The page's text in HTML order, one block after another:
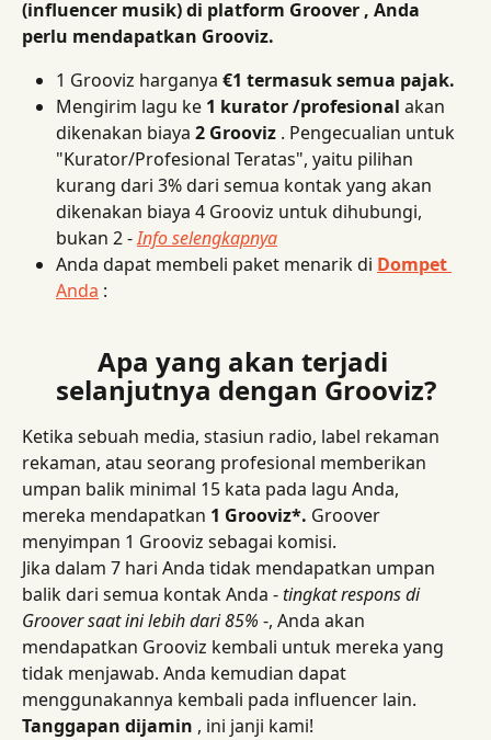
(influencer musik) di platform Groover , Anda
perlu mendapatkan Grooviz.
1 Grooviz harganya €1 termasuk semua pajak.
Mengirim lagu ke 1 kurator /profesional akan
dikenakan biaya 2 Grooviz . Pengecualian untuk
"Kurator/Profesional Teratas", yaitu pilihan
kurang dari 3% dari semua kontak yang akan
dikenakan biaya 4 Grooviz untuk dihubungi,
bukan 2 - Info selengkapnya
Anda dapat membeli paket menarik di Dompet
Anda :
Apa yang akan terjadi
selanjutnya dengan Grooviz?
Ketika sebuah media, stasiun radio, label rekaman
rekaman, atau seorang profesional memberikan
umpan balik minimal 15 kata pada lagu Anda,
mereka mendapatkan 1 Grooviz*. Groover
menyimpan 1 Grooviz sebagai komisi.
Jika dalam 7 hari Anda tidak mendapatkan umpan
balik dari semua kontak Anda - tingkat respons di
Groover saat ini lebih dari 85% -, Anda akan
mendapatkan Grooviz kembali untuk mereka yang
tidak menjawab. Anda kemudian dapat
menggunakannya kembali pada influencer lain.
Tanggapan dijamin , ini janji kami!